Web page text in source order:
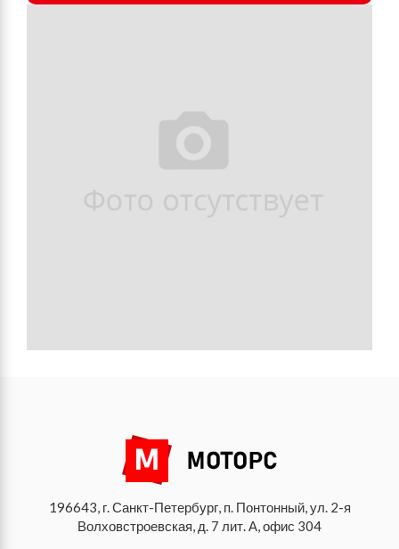
196643, г. Санкт-Петербург, п. Понтонный, ул. 2-я
Волховстроевская, д. 7 лит. А, офис 304